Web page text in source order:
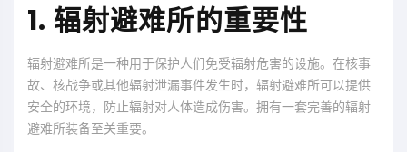
1. 辐射避难所的重要性
辐射避难所是一种用于保护人们免受辐射危害的设施。在核事
故、核战争或其他辐射泄漏事件发生时，辐射避难所可以提供
安全的环境，防止辐射对人体造成伤害。拥有一套完善的辐射
避难所装备至关重要。